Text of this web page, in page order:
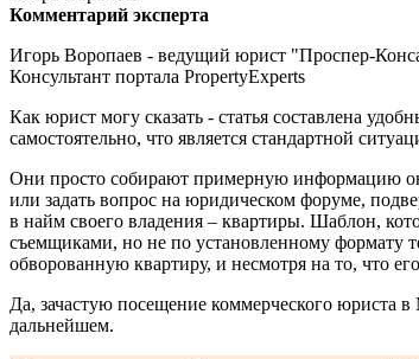
Комментарий эксперта
Игорь Воропаев - ведущий юрист "Проспер-
Консультант портала PropertyExperts
Как юрист могу сказать - статья составлена
самостоятельно, что является стандартной
Они просто собирают примерную информацию
или задать вопрос на юридическом форуме,
в найм своего владения – квартиры. Шаблон,
съемщиками, но не по установленному формату
обворованную квартиру, и несмотря на то, что
Да, зачастую посещение коммерческого юриста
дальнейшем.